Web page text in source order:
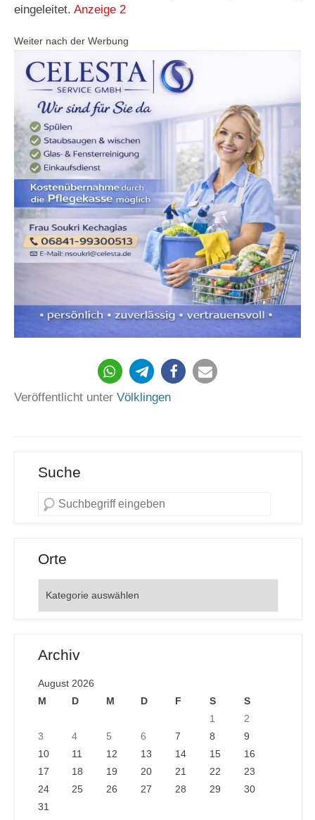
eingeleitet. Anzeige 2
Weiter nach der Werbung
Veröffentlicht unter Völklingen
Suche
Orte
Archiv
August 2026
M
D M D F S
S
1
2
3
4 5 6 7 8
9
10
11 12 13 14 15
16
17
18 19 20 21 22
23
24
25 26 27 28 29
30
31